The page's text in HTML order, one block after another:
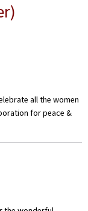
all the women
for peace &